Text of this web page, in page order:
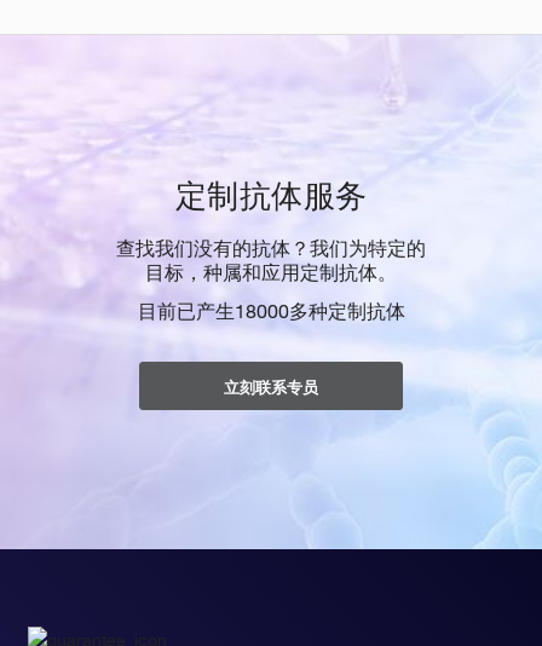
定制抗体服务
查找我们没有的抗体？我们为特定的
目标，种属和应用定制抗体。
目前已产生18000多种定制抗体
立刻联系专员